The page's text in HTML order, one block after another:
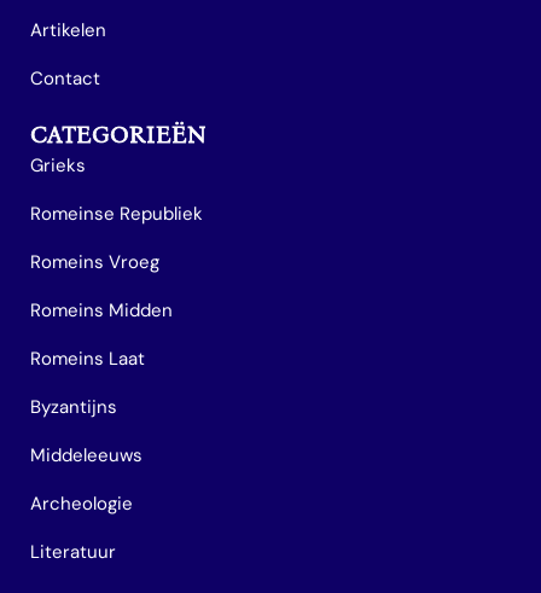
Artikelen
Contact
CATEGORIEËN
Grieks
Romeinse Republiek
Romeins Vroeg
Romeins Midden
Romeins Laat
Byzantijns
Middeleeuws
Archeologie
Literatuur